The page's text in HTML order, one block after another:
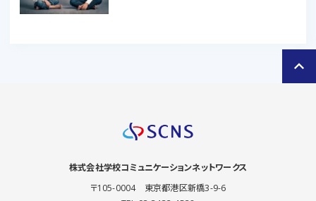
株式会社学校コミュニケーションネットワークス
〒105-0004 東京都港区新橋3-9-6
keyboard_arrow_up